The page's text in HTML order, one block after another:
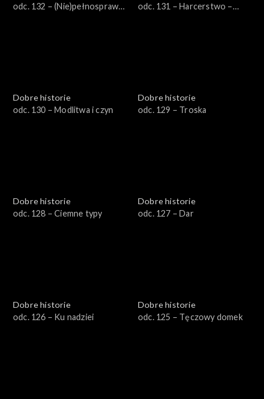
odc. 132 – (Nie)pełnosprawni
odc. 131 – Harcerstwo –
Dobre historie
odc. 130 – Modlitwa i czyn
Dobre historie
odc. 129 – Troska
Dobre historie
odc. 128 – Ciemne typy
Dobre historie
odc. 127 – Dar
Dobre historie
odc. 126 – Ku nadziei
Dobre historie
odc. 125 – Tęczowy domek